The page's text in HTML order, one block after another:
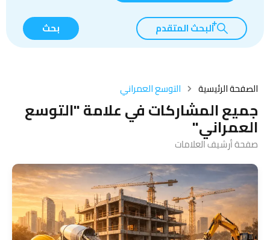
البحث المتقدم بحث
الصفحة الرئيسية التوسع العمراني
جميع المشاركات في علامة "التوسع
العمراني"
صفحة أرشيف العلامات